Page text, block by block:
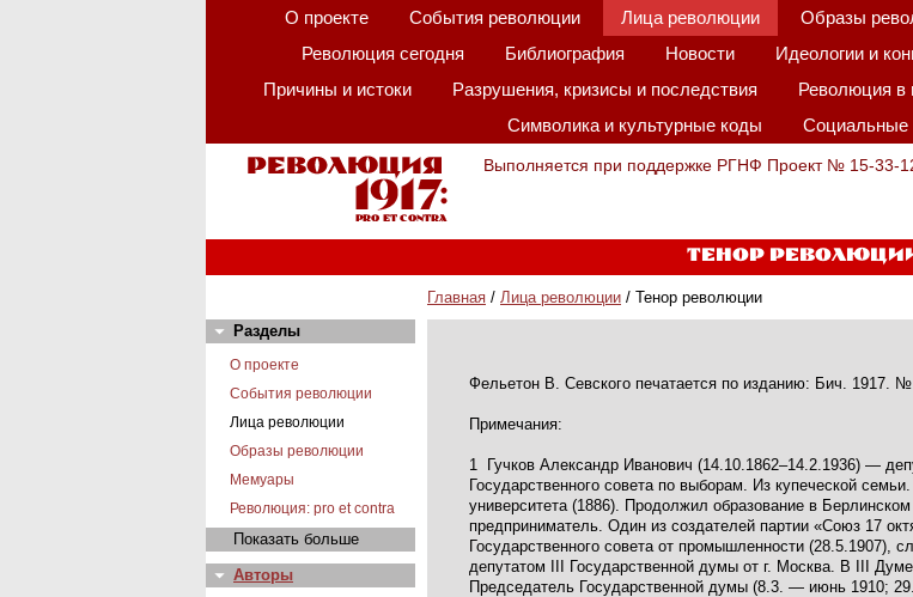
О проекте События революции Лица революции Образы
Революция сегодня
Библиография Новости Идеологии и
Причины и истоки
Разрушения, кризисы и последствия Революция в
Символика и культурные коды
Социальные
Выполняется при поддержке РГНФ Проект № 15-33-
Тенор
Главная / Лица революции / Тенор революции
Разделы
О проекте
События революции
Лица революции
Образы революции
Мемуары
Революция: pro et contra
Показать больше
Авторы
Фельетон В. Севского печатается по изданию: Бич. 1917.
Примечания:
1 Гучков Александр Иванович (14.10.1862–14.2.1936) —
Государственного совета по выборам. Из купеческой
университета (1886). Продолжил образование в
предприниматель. Один из создателей партии «Союз 17
Государственного совета от промышленности (28.5.1907),
депутатом III Государственной думы от г. Москва. В III
Председатель Государственной думы (8.3. — июнь 1910;